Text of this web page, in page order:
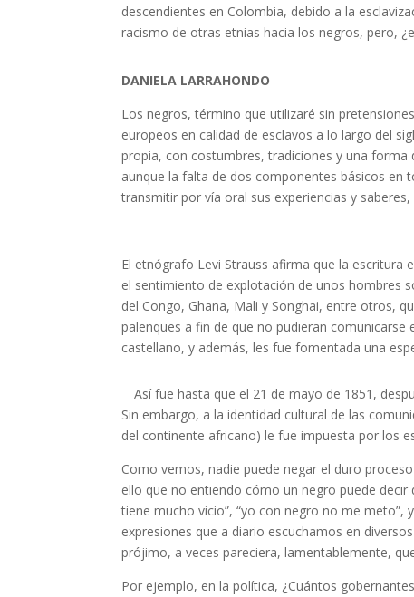
descendientes en Colombia, debido a la
racismo de otras etnias hacia los negros, pero,
DANIELA LARRAHONDO
Los negros, término que utilizaré sin
europeos en calidad de esclavos a lo largo del
propia, con costumbres, tradiciones y una
aunque la falta de dos componentes básicos en
transmitir por vía oral sus experiencias y
El etnógrafo Levi Strauss afirma que la escritura
el sentimiento de explotación de unos hombres
del Congo, Ghana, Mali y Songhai, entre otros,
palenques a fin de que no pudieran
castellano, y además, les fue fomentada una
Así fue hasta que el 21 de mayo de 1851,
Sin embargo, a la identidad cultural de las
del continente africano) le fue impuesta por los
Como vemos, nadie puede negar el duro
ello que no entiendo cómo un negro puede decir
tiene mucho vicio”, “yo con negro no me meto”,
expresiones que a diario escuchamos en
prójimo, a veces pareciera, lamentablemente,
Por ejemplo, en la política, ¿Cuántos